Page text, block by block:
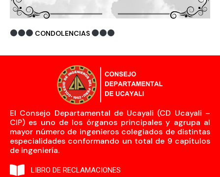
CONDOLENCIAS
El Consejo Departamental de Ucayali (CD Ucayali –
CIP) es uno de los órganos principales y agrupa al
mayor número de ingenieros colegiados de distintas
especialidades conformando un total de 9 capítulos
de ingeniería.
LIBRO DE RECLAMACIONES